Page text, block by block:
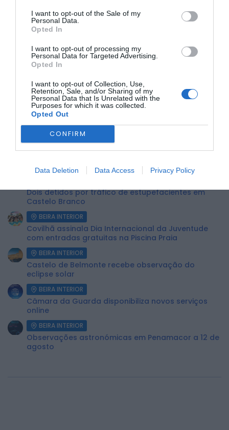
I want to opt-out of the Sale of my
Personal Data.
Opted In
I want to opt-out of processing my
Personal Data for Targeted Advertising.
Opted In
I want to opt-out of Collection, Use,
Retention, Sale, and/or Sharing of my
Personal Data that Is Unrelated with the
Purposes for which it was collected.
Opted Out
CONFIRM
Data Deletion Data Access Privacy Policy
Feira Terras do Lince 2025
31 de julho e 3
de agosto, e promete trazer muita animação, cultura e
completo está disponível no site oficial do Município, em
www.cm-penamacor.pt/p/programa-ftl.
ÚLTIMA HORA:
BEIRA INTERIOR
Centum Cellas entra na fase decisiva das Novas 7
Maravilhas de Portugal
BEIRA INTERIOR
Móveis de Saúde
Dois detidos por tráfico de estupefacientes em
Castelo Branco
BEIRA INTERIOR
Covilhã assinala Dia Internacional da Juventude
com entradas gratuitas na Piscina Praia
BEIRA INTERIOR
Castelo de Belmonte recebe observação do
eclipse solar
BEIRA INTERIOR
Câmara da Guarda disponibiliza novos serviços
online
BEIRA INTERIOR
Observações astronómicas em Penamacor a 12 de
agosto